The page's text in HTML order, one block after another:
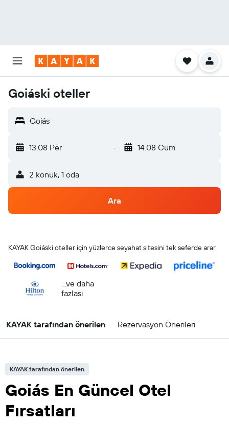
Goiáski oteller
Goiás
13.08 Per - 14.08 Cum
2 konuk, 1 oda
Ara
KAYAK Goiáski oteller için yüzlerce seyahat sitesini tek seferde arar
...ve daha
fazlası
KAYAK tarafından önerilen Rezervasyon Önerileri
KAYAK tarafından önerilen
Goiás En Güncel Otel
Fırsatları